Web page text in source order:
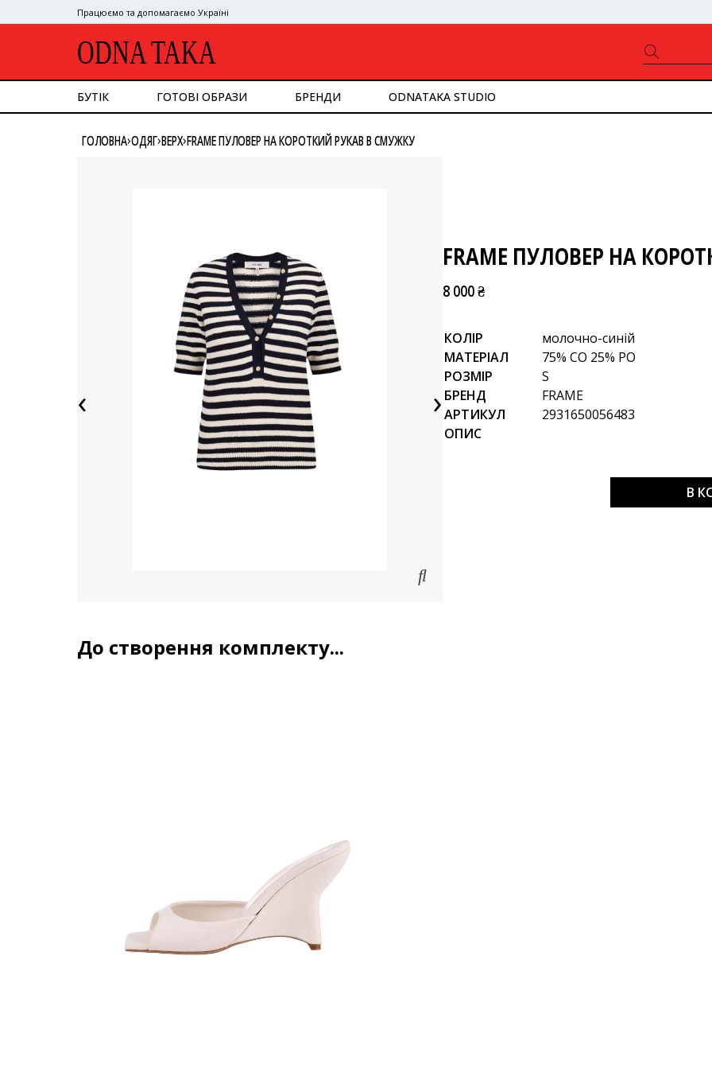
Працюємо та допомагаємо Україні
ODNA TAKA
БУТІК
ВЕРХНІЙ ОДЯГ
ГОТОВІ ОБРАЗИ БРЕНДИ ODNATAKA STUDIO
ГОЛОВНА›ОДЯГ›ВЕРХ›FRAME ПУЛОВЕР НА КОРОТКИЙ РУКАВ В СМУЖКУ
‹ ›
FRAME ПУЛОВЕР НА
8 000 ₴
КОЛІР
молочно-синій
МАТЕРІАЛ
75% CO 25% PO
РОЗМІР
S
БРЕНД
FRAME
АРТИКУЛ
2931650056483
ОПИС
В
До створення комплекту...